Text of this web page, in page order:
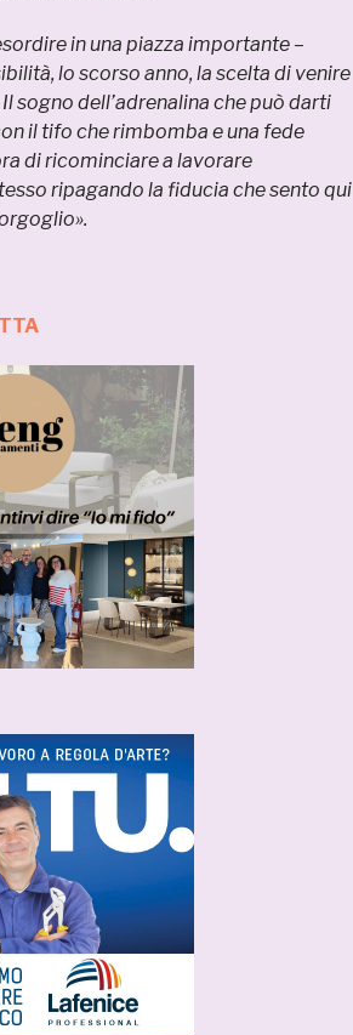
in una piazza importante –
lo scorso anno, la scelta di venire
sogno dell’adrenalina che può darti
il tifo che rimbomba e una fede
di ricominciare a lavorare
ripagando la fiducia che sento qui